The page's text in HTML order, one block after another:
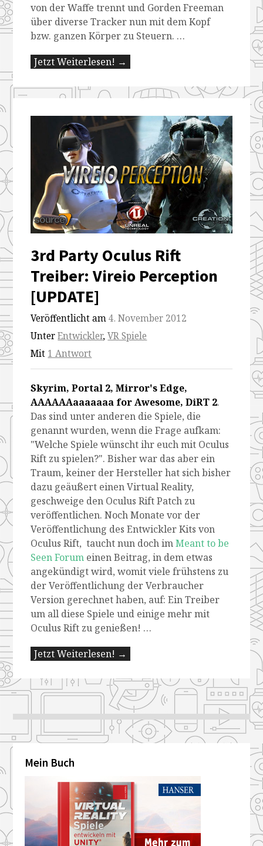
von der Waffe trennt und Gorden Freeman
über diverse Tracker nun mit dem Kopf
bzw. ganzen Körper zu Steuern. …
Jetzt Weiterlesen! →
3rd Party Oculus Rift
Treiber: Vireio Perception
[UPDATE]
Veröffentlicht am4. November 2012
UnterEntwickler,VR Spiele
Mit 1 Antwort
Skyrim, Portal 2, Mirror's Edge,
AAAAAAaaaaaaa for Awesome, DiRT 2.
Das sind unter anderen die Spiele, die
genannt wurden, wenn die Frage aufkam:
"Welche Spiele wünscht ihr euch mit Oculus
Rift zu spielen?". Bisher war das aber ein
Traum, keiner der Hersteller hat sich bisher
dazu geäußert einen Virtual Reality,
geschweige den Oculus Rift Patch zu
veröffentlichen. Noch Monate vor der
Veröffentlichung des Entwickler Kits von
Oculus Rift, taucht nun doch imMeant to be
Seen Forum einen Beitrag, in dem etwas
angekündigt wird, womit viele frühstens zu
der Veröffentlichung der Verbraucher
Version gerechnet haben, auf: Ein Treiber
um all diese Spiele und einige mehr mit
Oculus Rift zu genießen! …
Jetzt Weiterlesen! →
Mein Buch